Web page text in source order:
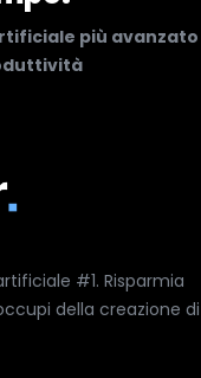
più avanzato
#1. Risparmia
della creazione di